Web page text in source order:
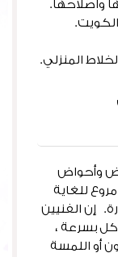
واصلاحها.
المنزلي.
وأحواض
للغاية
إن الفنيين
بسرعة ،
أو اللمسة